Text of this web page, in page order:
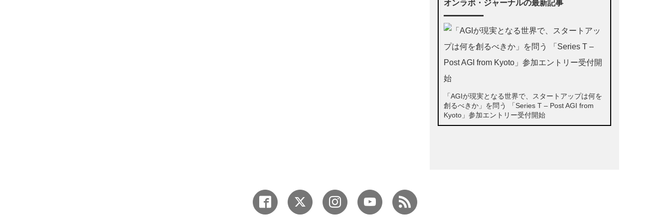
オンラボ・ジャーナルの最新記事
「AGIが現実となる世界で、スタートアップは何を
創るべきか」を問う 「Series T – Post AGI from
Kyoto」参加エントリー受付開始